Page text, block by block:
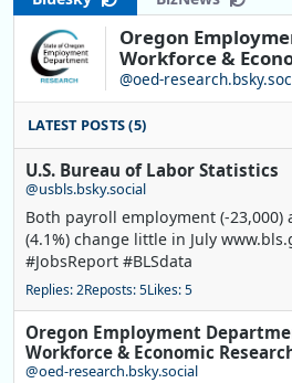
Oregon
Workforce &
@oed-
LATEST POSTS (5)
U.S. Bureau of Labor Statistics
@usbls.bsky.social
Both payroll employment (-
(4.1%) change little in July
#JobsReport #BLSdata
Replies: 2Reposts: 5Likes: 5
Oregon Employment
Workforce & Economic
@oed-research.bsky.social